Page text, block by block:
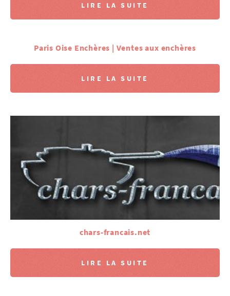
LIRE LA SUITE
Paris Oise Enchères | Ventes aux enchères
LIRE LA SUITE
chars-francais.net
LIRE LA SUITE